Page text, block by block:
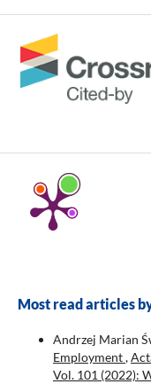
Most read articles
Andrzej Marian
Employment,
Vol. 101 (2022):